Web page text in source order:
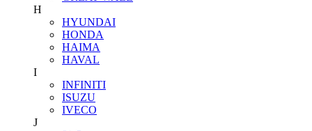
H
HYUNDAI
HONDA
HAIMA
HAVAL
I
INFINITI
ISUZU
IVECO
J